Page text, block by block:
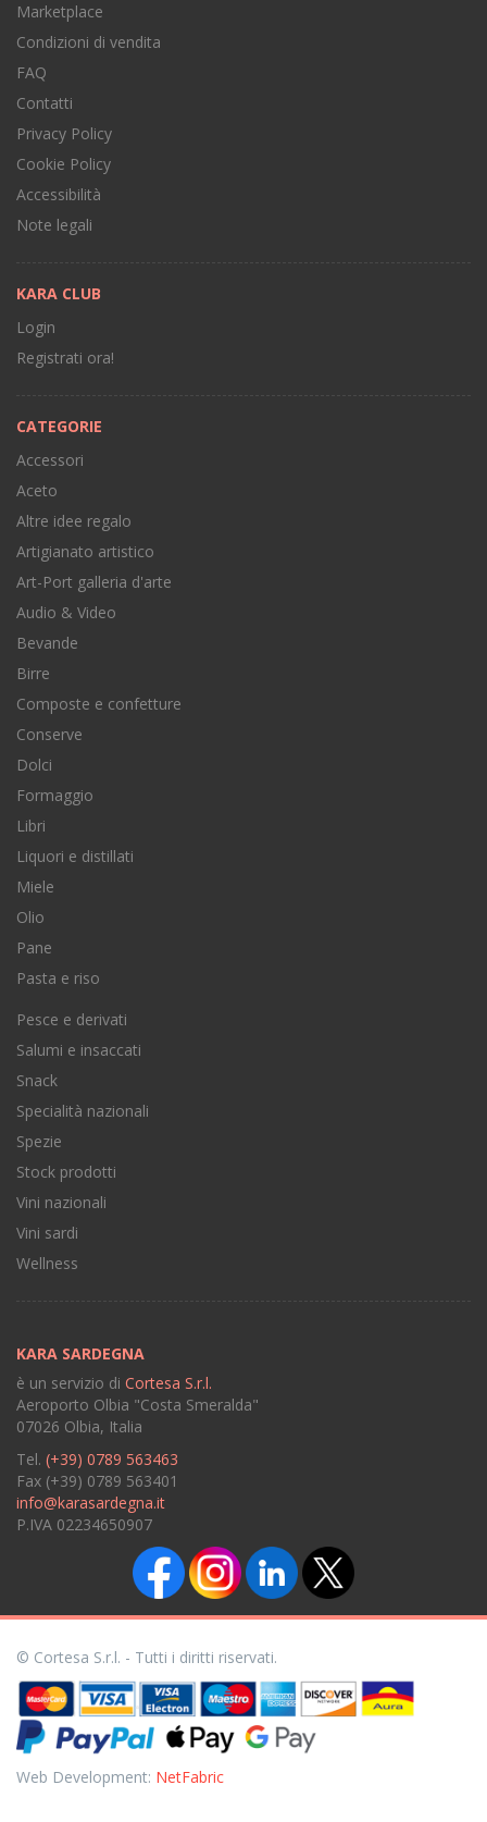
Marketplace
Condizioni di vendita
FAQ
Contatti
Privacy Policy
Cookie Policy
Accessibilità
Note legali
KARA CLUB
Login
Registrati ora!
CATEGORIE
Accessori
Aceto
Altre idee regalo
Artigianato artistico
Art-Port galleria d'arte
Audio & Video
Bevande
Birre
Composte e confetture
Conserve
Dolci
Formaggio
Libri
Liquori e distillati
Miele
Olio
Pane
Pasta e riso
Pesce e derivati
Salumi e insaccati
Snack
Specialità nazionali
Spezie
Stock prodotti
Vini nazionali
Vini sardi
Wellness
KARA SARDEGNA
è un servizio di Cortesa S.r.l.
Aeroporto Olbia "Costa Smeralda"
07026 Olbia, Italia
Tel. (+39) 0789 563463
Fax (+39) 0789 563401
info@karasardegna.it
P.IVA 02234650907
© Cortesa S.r.l. - Tutti i diritti riservati.
Web Development: NetFabric